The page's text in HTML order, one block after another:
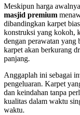
Meskipun harga
masjid premium
dibandingkan karpet
konstruksi yang kokoh,
dengan perawatan
karpet akan berkurang
panjang.
Anggaplah ini sebagai
pengeluaran. Karpet
dan keindahan tanpa
kualitas dalam waktu
waktu.